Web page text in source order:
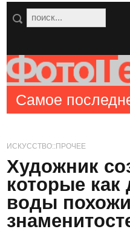
Самое
ИСКУССТВО::ПРОЧЕЕ
Художник
которые как
воды